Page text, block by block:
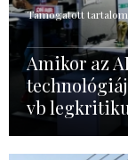
Támogatott tartalom
Amikor az
vb